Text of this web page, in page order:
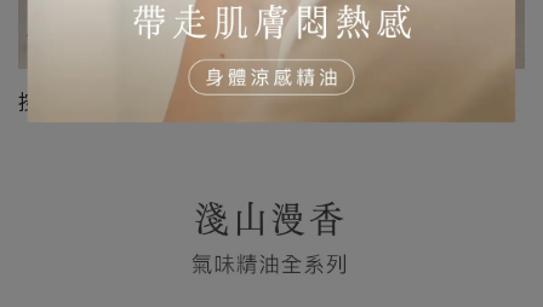
按此前往 → 淺山漫香全系列禮組